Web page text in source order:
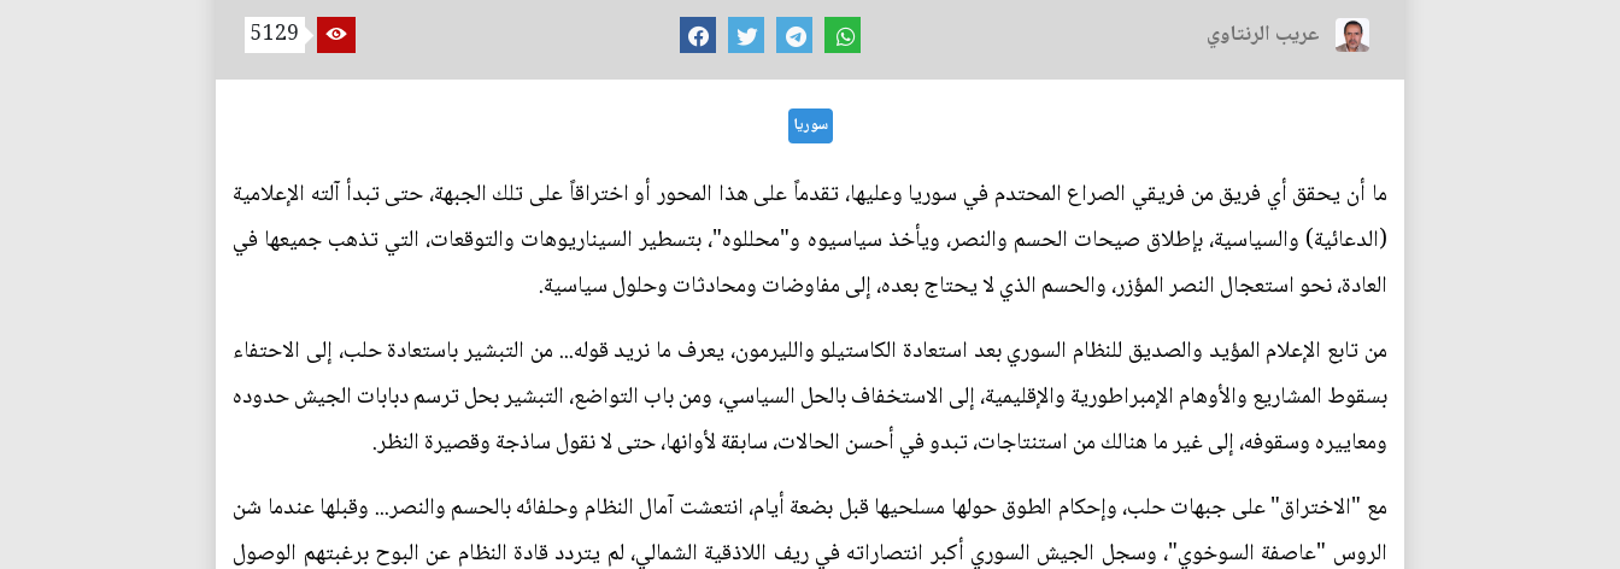
عريب الرنتاوي 5129
سوريا
ما أن يحقق أي فريق من فريقي الصراع المحتدم في سوريا وعليها، تقدماً على هذا المحور أو اختراقاً على تلك الجبهة، حتى تبدأ آلته الإعلامية
(الدعائية) والسياسية، بإطلاق صيحات الحسم والنصر، ويأخذ سياسيوه و"محللوه"، بتسطير السيناريوهات والتوقعات، التي تذهب جميعها في
العادة، نحو استعجال النصر المؤزر، والحسم الذي لا يحتاج بعده، إلى مفاوضات ومحادثات وحلول سياسية.
من تابع الإعلام المؤيد والصديق للنظام السوري بعد استعادة الكاستيلو والليرمون، يعرف ما نريد قوله... من التبشير باستعادة حلب، إلى الاحتفاء
بسقوط المشاريع والأوهام الإمبراطورية والإقليمية، إلى الاستخفاف بالحل السياسي، ومن باب التواضع، التبشير بحل ترسم دبابات الجيش حدوده
ومعاييره وسقوفه، إلى غير ما هنالك من استنتاجات، تبدو في أحسن الحالات، سابقة لأوانها، حتى لا نقول ساذجة وقصيرة النظر.
مع "الاختراق" على جبهات حلب، وإحكام الطوق حولها مسلحيها قبل بضعة أيام، انتعشت آمال النظام وحلفائه بالحسم والنصر... وقبلها عندما شن
الروس "عاصفة السوخوي"، وسجل الجيش السوري أكبر انتصاراته في ريف اللاذقية الشمالي، لم يتردد قادة النظام عن البوح برغبتهم الوصول